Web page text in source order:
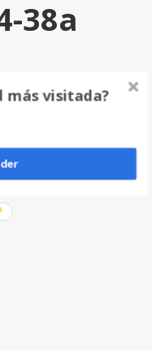
38a
más visitada?